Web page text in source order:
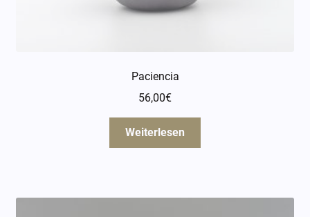
Paciencia
56,00€
Weiterlesen